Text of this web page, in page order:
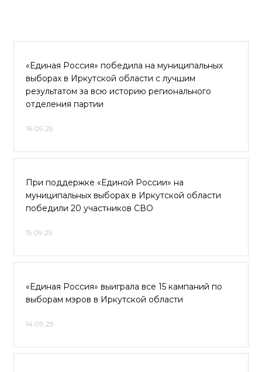
«Единая Россия» победила на муниципальных
выборах в Иркутской области с лучшим
результатом за всю историю регионального
отделения партии
16.09.25
При поддержке «Единой России» на
муниципальных выборах в Иркутской области
победили 20 участников СВО
15.09.25
«Единая Россия» выиграла все 15 кампаний по
выборам мэров в Иркутской области
14.09.25